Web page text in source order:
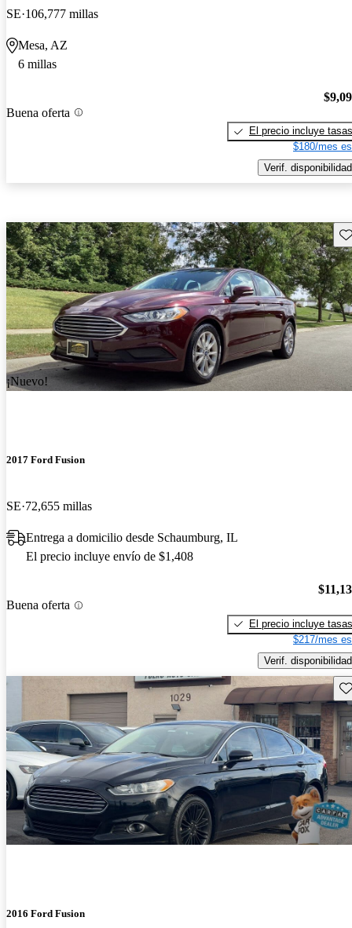
SE 106,777 millas
Mesa, AZ
6 millas
Buena oferta
El precio incluye tasas
$180/mes
Verif. disponibilidad
¡Nuevo!
2017 Ford Fusion
SE 72,655 millas
Entrega a domicilio desde Schaumburg, IL
El precio incluye envío de $1,408
Buena oferta
El precio incluye tasas
$217/mes
Verif. disponibilidad
2016 Ford Fusion